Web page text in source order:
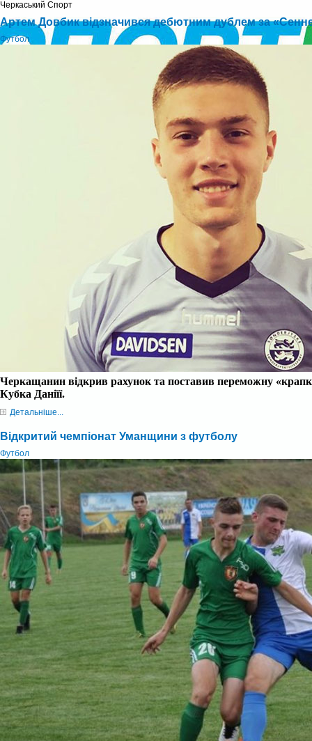
Черкаський Cпорт
Артем Довбик відзначився дебютним дублем за
Футбол
Черкащанин відкрив рахунок та поставив переможну
Кубка Даніїї.
Детальніше...
Відкритий чемпіонат Уманщини з футболу
Футбол